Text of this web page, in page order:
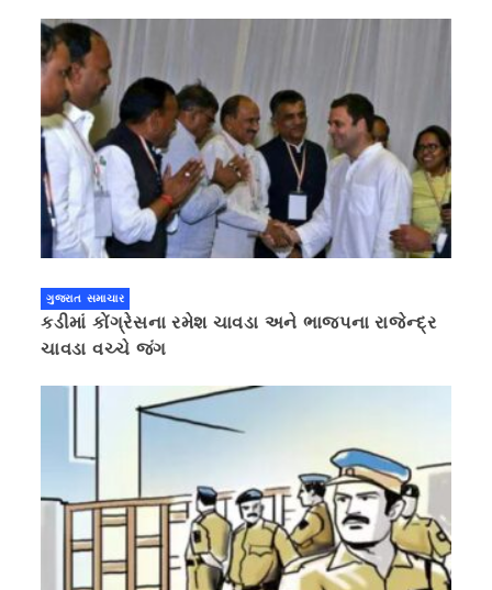
ગુજરાત સમાચાર
કડીમાં કોંગ્રેસના રમેશ ચાવડા અને ભાજપના રાજેન્દ્ર
ચાવડા વચ્ચે જંગ